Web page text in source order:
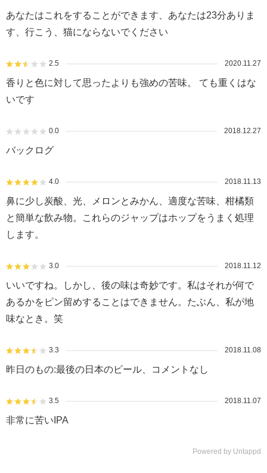
あなたはこれをすることができます、あなたは23分ありま
す、行こう、猫にならないでください
2.5 2020.11.27
香りと色に対して思ったよりも強めの苦味。 ても重くはな
いです
0.0 2018.12.27
バックログ
4.0 2018.11.13
鼻に少し炭酸、光、メロンとみかん、適度な苦味、柑橘類
と簡単な飲み物。これらのジャップはホップをうまく処理
します。
3.0 2018.11.12
いいですね。しかし、後の味は奇妙です。私はそれが何で
あるかをピン留めすることはできません。たぶん、私が地
味なとき。笑
3.3 2018.11.08
昨日のもの:最後の日本のビール、コメントなし
3.5 2018.11.07
非常に苦いIPA
Powered by Untappd